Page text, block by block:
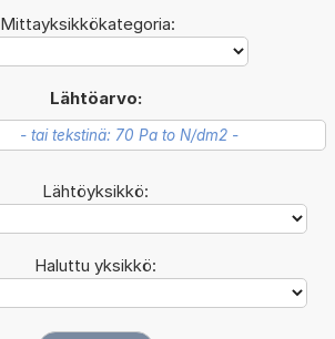
Mittayksikkökategoria:
Lähtöarvo:
Lähtöyksikkö:
Haluttu yksikkö: